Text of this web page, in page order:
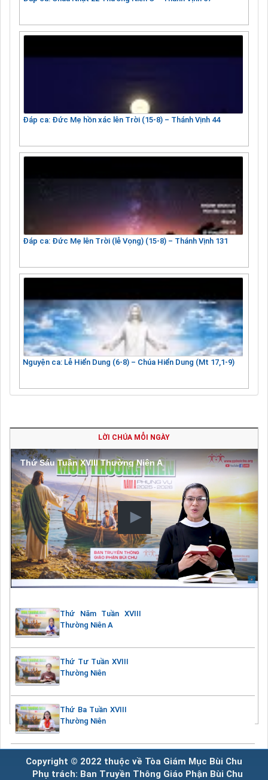
Đáp ca: Đức Mẹ hồn xác lên Trời (15-8) – Thánh Vịnh 44
Đáp ca: Đức Mẹ lên Trời (lễ Vọng) (15-8) – Thánh Vịnh 131
Nguyện ca: Lễ Hiển Dung (6-8) – Chúa Hiển Dung (Mt 17,1-9)
LỜI CHÚA MỖI NGÀY
Thứ Sáu Tuần XVIII Thường Niên A
Thứ Năm Tuần XVIII
Thường Niên A
Thứ Tư Tuần XVIII
Thường Niên
Thứ Ba Tuần XVIII
Thường Niên
Copyright © 2022 thuộc về Tòa Giám Mục Bùi Chu
Phụ trách: Ban Truyền Thông Giáo Phận Bùi Chu